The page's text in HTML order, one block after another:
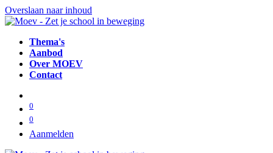
Overslaan naar inhoud
Thema's
Aanbod
Over MOEV
Contact
0
0
Aanmelden